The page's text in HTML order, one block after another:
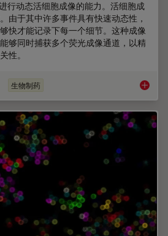
行动态活细胞成像的能力。活细胞成
由于其中许多事件具有快速动态性，
快才能记录下每一个细节。这种成像
够同时捕获多个荧光成像通道，以精
性。
生物制药 如何进